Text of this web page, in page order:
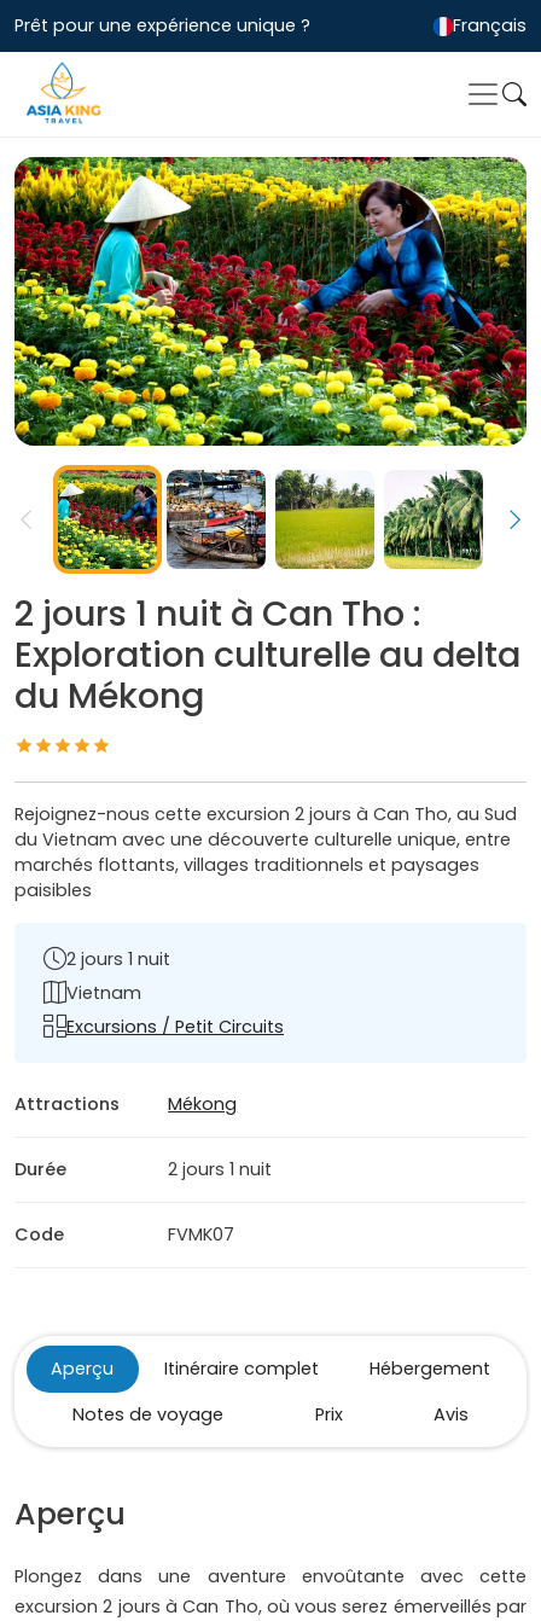
Prêt pour une expérience unique ? Français
2 jours 1 nuit à Can Tho :
Exploration culturelle au delta
du Mékong
Rejoignez-nous cette excursion 2 jours à Can Tho, au Sud
du Vietnam avec une découverte culturelle unique, entre
marchés flottants, villages traditionnels et paysages
paisibles
2 jours 1 nuit
Vietnam
Excursions / Petit Circuits
Attractions Mékong
Durée 2 jours 1 nuit
Code FVMK07
Aperçu Itinéraire complet
Hébergement
Notes de voyage
Prix Avis
Aperçu
Plongez dans une aventure envoûtante avec cette
excursion 2 jours à Can Tho, où vous serez émerveillés par